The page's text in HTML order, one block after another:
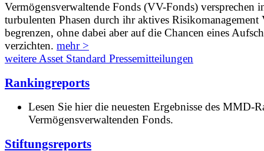
Vermögensverwaltende Fonds (VV-Fonds) versprechen
turbulenten Phasen durch ihr aktives Risikomanagement
begrenzen, ohne dabei aber auf die Chancen eines
verzichten. mehr >
weitere Asset Standard Pressemitteilungen
Rankingreports
Lesen Sie hier die neuesten Ergebnisse des MMD-
Vermögensverwaltenden Fonds.
Stiftungsreports